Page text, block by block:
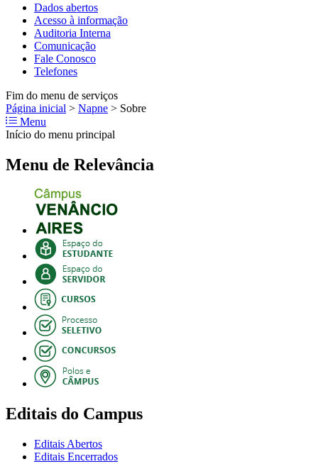
Dados abertos
Acesso à informação
Auditoria Interna
Comunicação
Fale Conosco
Telefones
Fim do menu de serviços
Página inicial > Napne > Sobre
Menu
Início do menu principal
Menu de Relevância
Editais do Campus
Editais Abertos
Editais Encerrados